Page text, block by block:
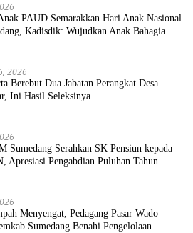
PAUD Semarakkan Hari Anak Nasional
Kadisdik: Wujudkan Anak Bahagia dan
2026
Berebut Dua Jabatan Perangkat Desa
Ini Hasil Seleksinya
Sumedang Serahkan SK Pensiun kepada
Apresiasi Pengabdian Puluhan Tahun
Menyengat, Pedagang Pasar Wado
Sumedang Benahi Pengelolaan